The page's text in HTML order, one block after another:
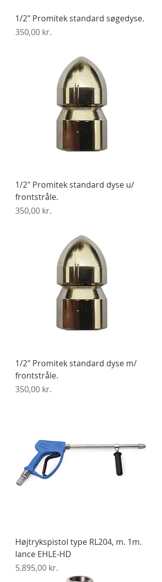
1/2" Promitek standard søgedyse.
Pris
350,00 kr.
1/2" Promitek standard dyse u/
frontstråle.
Pris
350,00 kr.
1/2" Promitek standard dyse m/
frontstråle.
Pris
350,00 kr.
Højtrykspistol type RL204, m. 1m.
lance EHLE-HD
Pris
5.895,00 kr.